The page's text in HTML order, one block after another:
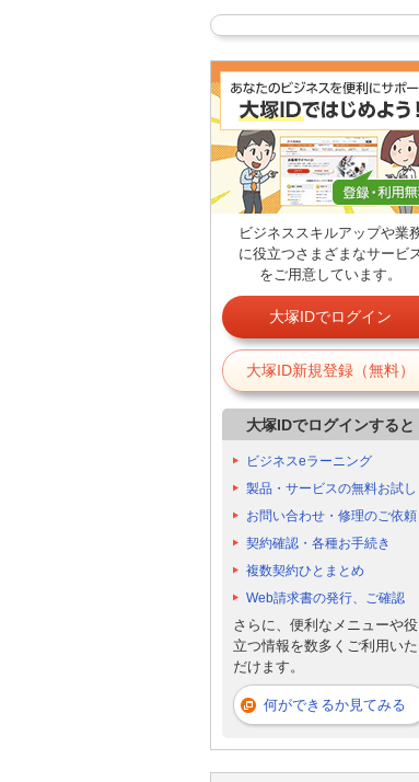
ビジネススキルアップや業
に役立つさまざまなサービ
をご用意しています。
大塚IDでログイン
大塚ID新規登録（無料）
大塚IDでログインすると
ビジネスeラーニング
製品・サービスの無料お試し
お問い合わせ・修理のご依頼
契約確認・各種お手続き
複数契約ひとまとめ
Web請求書の発行、ご確認
さらに、便利なメニューや役
立つ情報を数多くご利用いた
だけます。
何ができるか見てみる